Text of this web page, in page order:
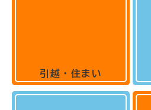
引越・住まい